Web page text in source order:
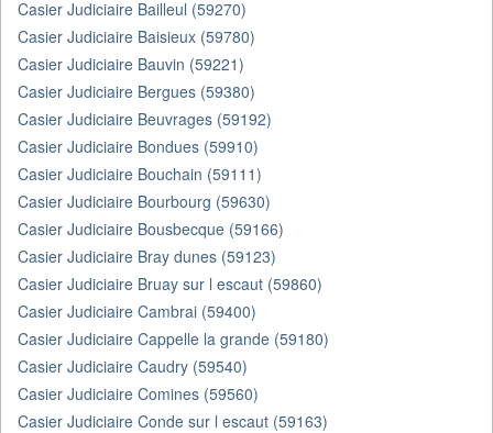
Casier Judiciaire Bailleul (59270)
Casier Judiciaire Baisieux (59780)
Casier Judiciaire Bauvin (59221)
Casier Judiciaire Bergues (59380)
Casier Judiciaire Beuvrages (59192)
Casier Judiciaire Bondues (59910)
Casier Judiciaire Bouchain (59111)
Casier Judiciaire Bourbourg (59630)
Casier Judiciaire Bousbecque (59166)
Casier Judiciaire Bray dunes (59123)
Casier Judiciaire Bruay sur l escaut (59860)
Casier Judiciaire Cambrai (59400)
Casier Judiciaire Cappelle la grande (59180)
Casier Judiciaire Caudry (59540)
Casier Judiciaire Comines (59560)
Casier Judiciaire Conde sur l escaut (59163)